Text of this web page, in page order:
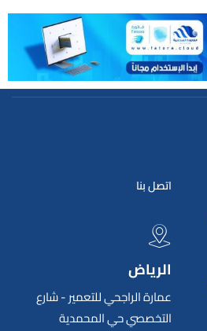
اتصل بنا
الرياض
عمارة الراجحي للتعمير - شارع
التخصصي حي المحمدية